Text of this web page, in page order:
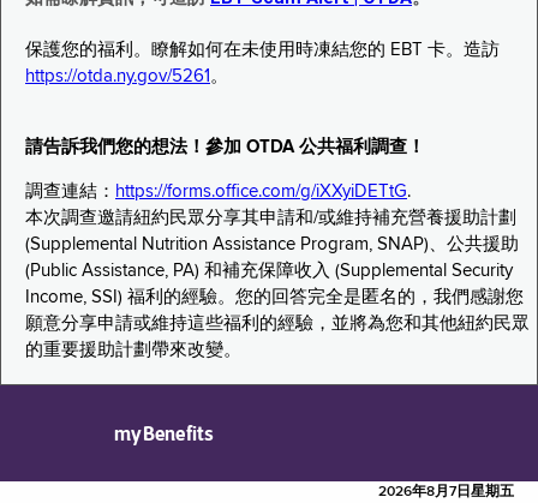
保護您的福利。瞭解如何在未使用時凍結您的 EBT 卡。造訪
https://otda.ny.gov/5261 。
請告訴我們您的想法！參加 OTDA 公共福利調查！
調查連結： https://forms.office.com/g/iXXyiDETtG.
本次調查邀請紐約民眾分享其申請和/或維持補充營養援助計劃
(Supplemental Nutrition Assistance Program, SNAP)、公共援助
(Public Assistance, PA) 和補充保障收入 (Supplemental Security
Income, SSI) 福利的經驗。您的回答完全是匿名的，我們感謝您
願意分享申請或維持這些福利的經驗，並將為您和其他紐約民眾
的重要援助計劃帶來改變。
myBenefits
2026年8月7日星期五